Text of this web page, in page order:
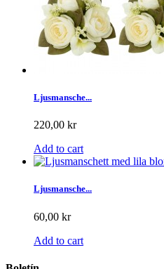
Ljusmansche...
220,00 kr
Add to cart
Ljusmansche...
60,00 kr
Add to cart